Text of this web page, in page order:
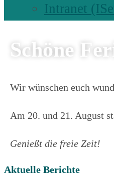
Intranet
Schöne
Wir wünschen euch
Am 20. und 21. August
Genießt die freie Zeit!
Aktuelle Berichte